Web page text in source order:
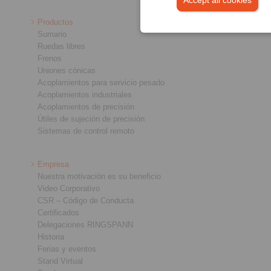
Productos
Sumario
Ruedas libres
Frenos
Uniones cónicas
Acoplamientos para servicio pesado
Acoplamientos industriales
Acoplamientos de precisión
Útiles de sujeción de precisión
Sistemas de control remoto
Empresa
Nuestra motivación es su beneficio
Video Corporativo
CSR – Código de Conducta
Certificados
Delegaciones RINGSPANN
Historia
Ferias y eventos
Stand Virtual